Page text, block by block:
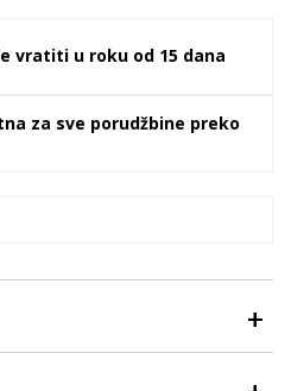
vratiti u roku od 15 dana
za sve porudžbine preko